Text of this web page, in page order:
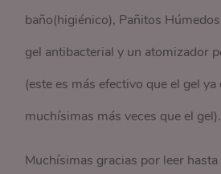
baño(higiénico), Pañitos
gel antibacterial y un atomizador
(este es más efectivo que el gel
muchísimas más veces que el gel).
Muchísimas gracias por leer